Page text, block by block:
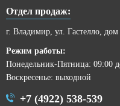
Отдел продаж:
г. Владимир, ул. Гастелло,
Режим работы:
Понедельник-Пятница: 09:00
Воскресенье: выходной
+7 (4922) 538-539